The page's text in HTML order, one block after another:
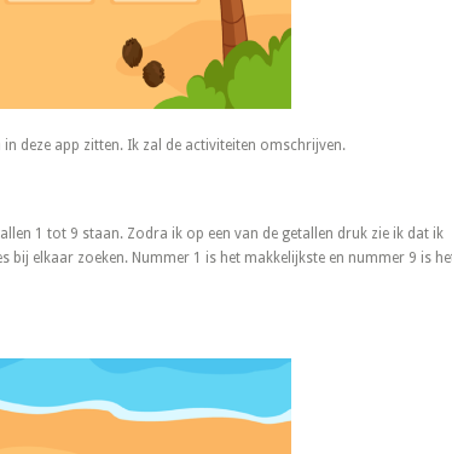
deze app zitten. Ik zal de activiteiten omschrijven.
1 tot 9 staan. Zodra ik op een van de getallen druk zie ik dat ik
bij elkaar zoeken. Nummer 1 is het makkelijkste en nummer 9 is